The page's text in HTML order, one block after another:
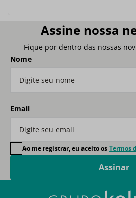
Assine nossa
Fique por dentro das nossas
Nome
Email
Assinar
Ao me registrar, eu aceito osTermos